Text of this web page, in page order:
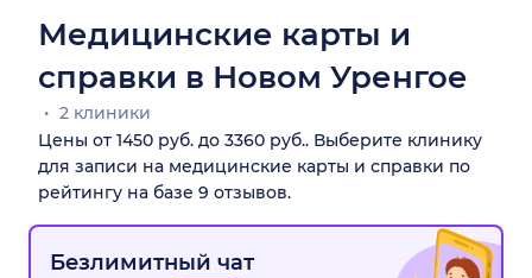
Медицинские карты и
справки в Новом Уренгое
2 клиники
Цены от 1450 руб. до 3360 руб.. Выберите клинику
для записи на медицинские карты и справки по
рейтингу на базе 9 отзывов.
Безлимитный чат